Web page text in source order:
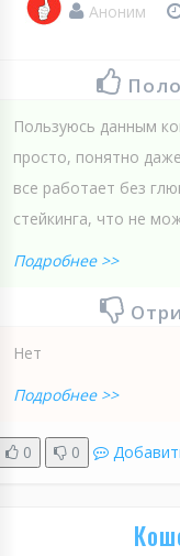
Аноним
Пользуюсь данным
просто, понятно
все работает без
стейкинга, что не
Подробнее >>
Нет
Подробнее >>
0 0